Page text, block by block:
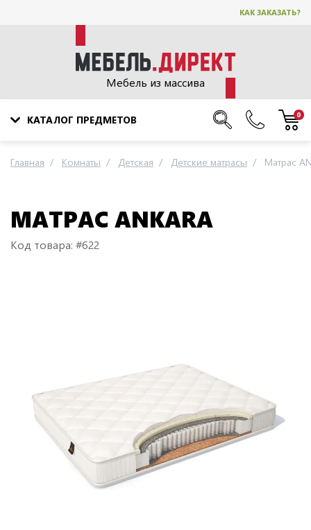
КАК ЗАКАЗАТЬ?
Мебель из массива
КАТАЛОГ ПРЕДМЕТОВ 0
Главная Комнаты Детская Детские матрасы Матрас
МАТРАС ANKARA
Код товара: #622